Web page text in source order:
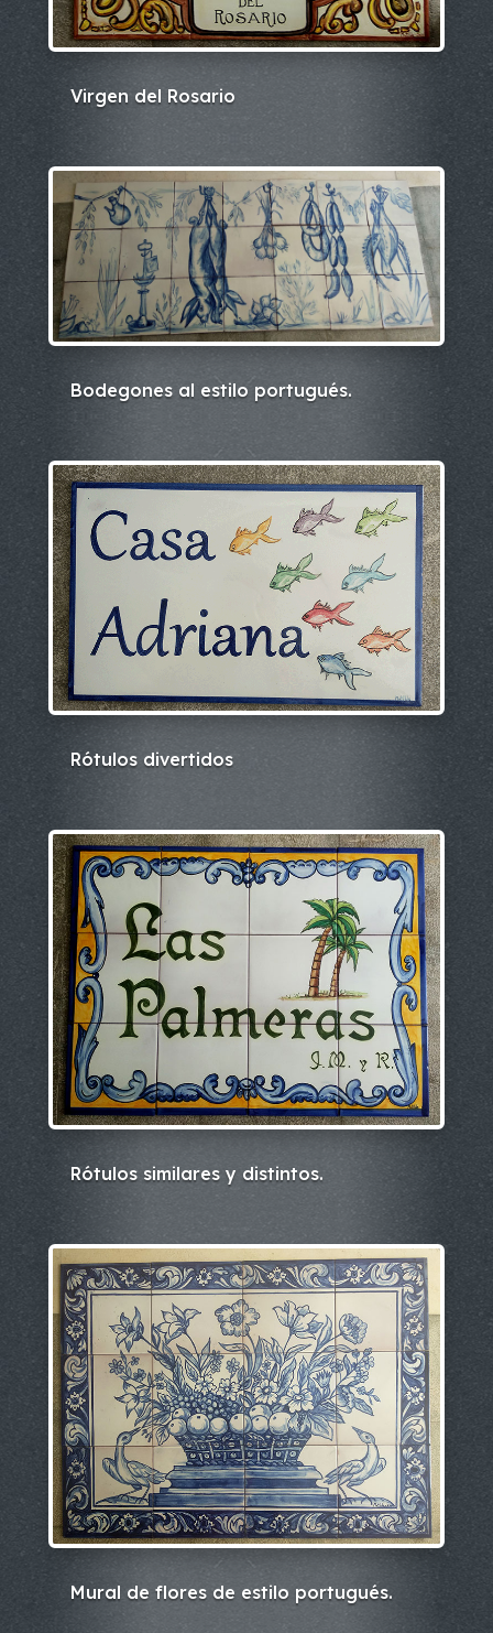
Virgen del Rosario
Bodegones al estilo portugués.
Rótulos divertidos
Rótulos similares y distintos.
Mural de flores de estilo portugués.